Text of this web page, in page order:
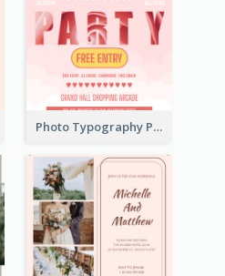
Photo Typography Party Invitation Design Templates